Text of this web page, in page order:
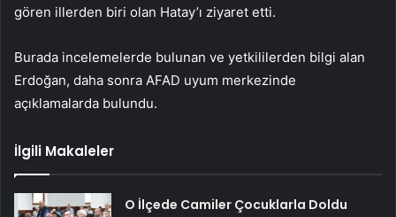
gören illerden biri olan Hatay’ı ziyaret etti.
Burada incelemelerde bulunan ve yetkililerden bilgi alan
Erdoğan, daha sonra AFAD uyum merkezinde
açıklamalarda bulundu.
İlgili Makaleler
O İlçede Camiler Çocuklarla Doldu